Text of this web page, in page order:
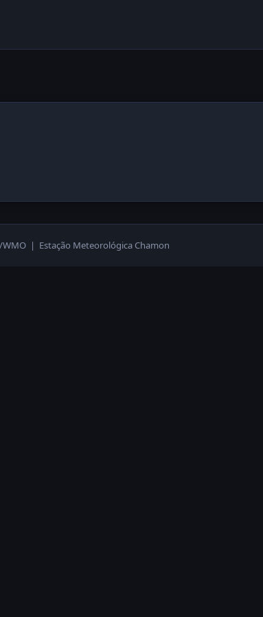
| Estação Meteorológica Chamon